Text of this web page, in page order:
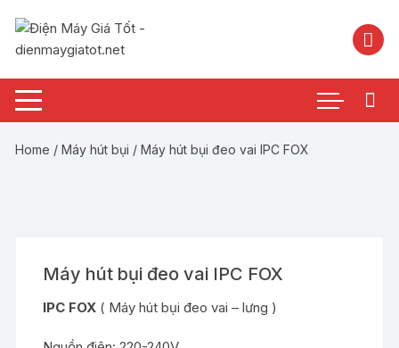
nội
Home /Máy hút bụi / Máy hút bụi đeo vai IPC FOX
Máy hút bụi đeo vai IPC FOX
IPC FOX ( Máy hút bụi đeo vai – lưng )